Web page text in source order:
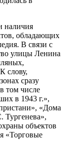
наличия
обладающих
В связи с
улицы Ленина
слову,
сразу
том числе
в 1943 г.»,
«Дома
объектов
«Торговые